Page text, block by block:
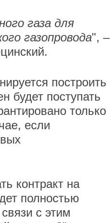
газа для
газопровода", –
построить
будет поступать
только
если
контракт на
полностью
с этим